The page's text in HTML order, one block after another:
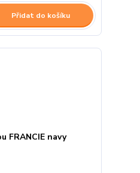
Přidat do košíku